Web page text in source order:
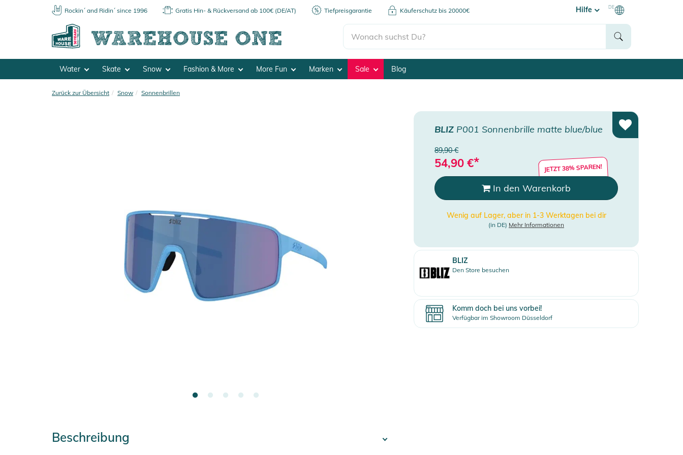
Rockin´ and Ridin´ since 1996 Gratis Hin- & Rückversand ab 100€ (DE/AT) Tiefpreisgarantie Käuferschutz bis 20000€ Hilfe DE
Water Skate Snow Fashion & More More Fun Marken Sale Blog
Zurück zur Übersicht Snow Sonnenbrillen
BLIZ P001 Sonnenbrille matte blue/blue
89,90 €
54,90 €* JETZT 38% SPAREN!
In den Warenkorb
Wenig auf Lager, aber in 1-3 Werktagen bei dir
(in DE) Mehr Informationen
BLIZ
Den Store besuchen
Komm doch bei uns vorbei!
Verfügbar im Showroom Düsseldorf
Beschreibung